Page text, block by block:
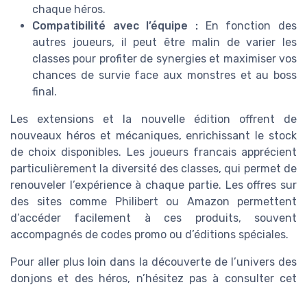
chaque héros.
Compatibilité avec l’équipe : En fonction des
autres joueurs, il peut être malin de varier les
classes pour profiter de synergies et maximiser vos
chances de survie face aux monstres et au boss
final.
Les extensions et la nouvelle édition offrent de
nouveaux héros et mécaniques, enrichissant le stock
de choix disponibles. Les joueurs francais apprécient
particulièrement la diversité des classes, qui permet de
renouveler l’expérience à chaque partie. Les offres sur
des sites comme Philibert ou Amazon permettent
d’accéder facilement à ces produits, souvent
accompagnés de codes promo ou d’éditions spéciales.
Pour aller plus loin dans la découverte de l’univers des
donjons et des héros, n’hésitez pas à consulter cet